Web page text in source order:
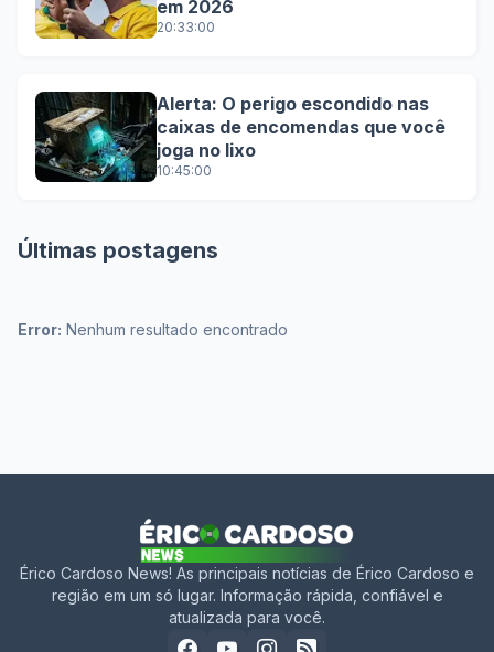
em 2026
20:33:00
Alerta: O perigo escondido nas
caixas de encomendas que você
joga no lixo
10:45:00
Últimas postagens
Error: Nenhum resultado encontrado
Érico Cardoso News! As principais notícias de Érico Cardoso e
região em um só lugar. Informação rápida, confiável e
atualizada para você.